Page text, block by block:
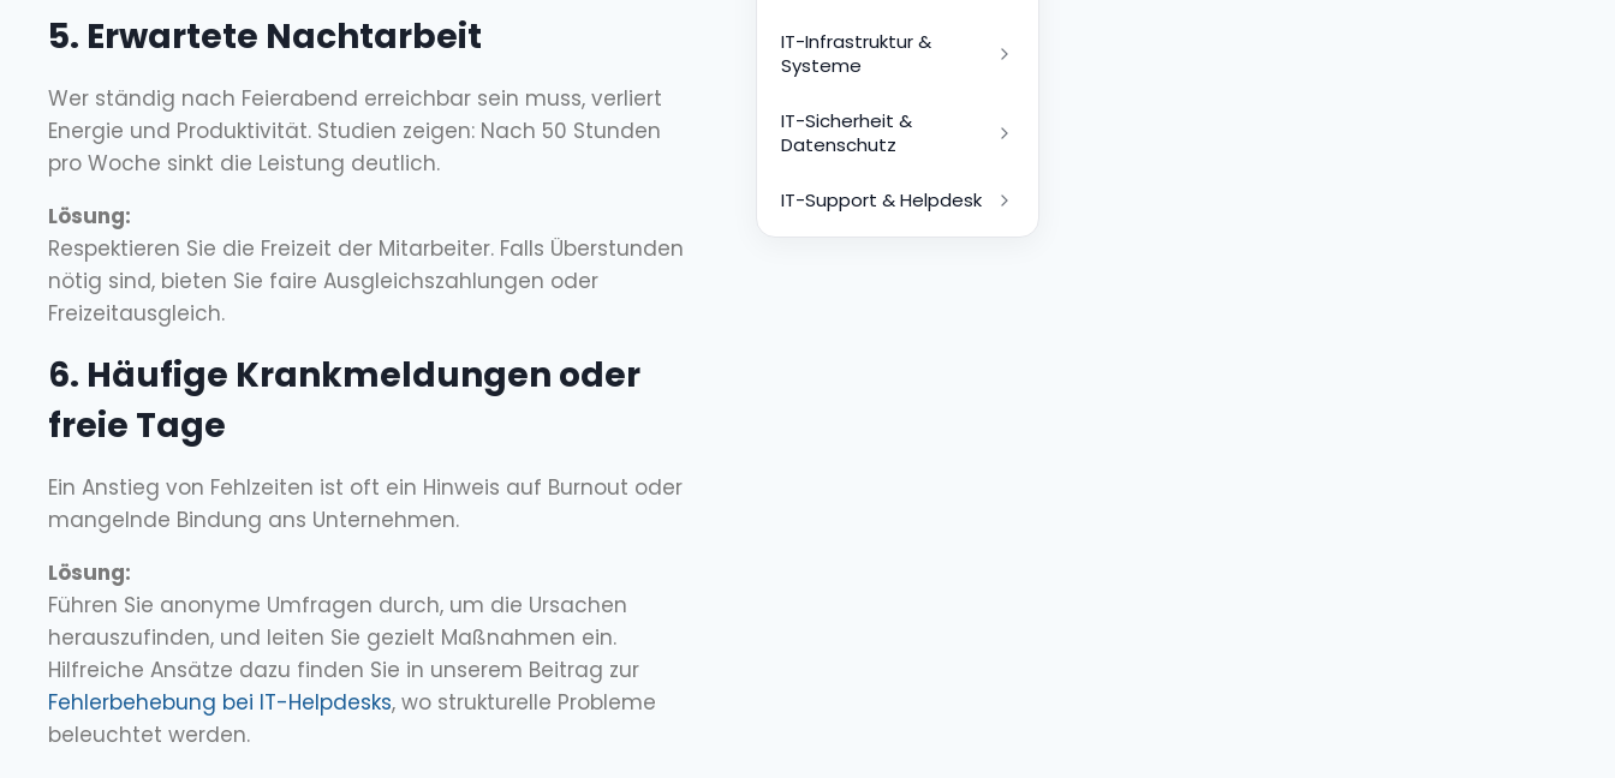
5. Erwartete Nachtarbeit
Wer ständig nach Feierabend erreichbar sein muss, verliert
Energie und Produktivität. Studien zeigen: Nach 50 Stunden
pro Woche sinkt die Leistung deutlich.
Lösung:
Respektieren Sie die Freizeit der Mitarbeiter. Falls Überstunden
nötig sind, bieten Sie faire Ausgleichszahlungen oder
Freizeitausgleich.
6. Häufige Krankmeldungen oder
freie Tage
Ein Anstieg von Fehlzeiten ist oft ein Hinweis auf Burnout oder
mangelnde Bindung ans Unternehmen.
Lösung:
Führen Sie anonyme Umfragen durch, um die Ursachen
herauszufinden, und leiten Sie gezielt Maßnahmen ein.
Hilfreiche Ansätze dazu finden Sie in unserem Beitrag zur
Fehlerbehebung bei IT-Helpdesks, wo strukturelle Probleme
beleuchtet werden.
IT-Infrastruktur &
Systeme
IT-Sicherheit &
Datenschutz
IT-Support & Helpdesk